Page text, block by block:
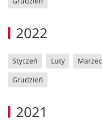
2022
Styczeń Luty Marzec
Grudzień
2021